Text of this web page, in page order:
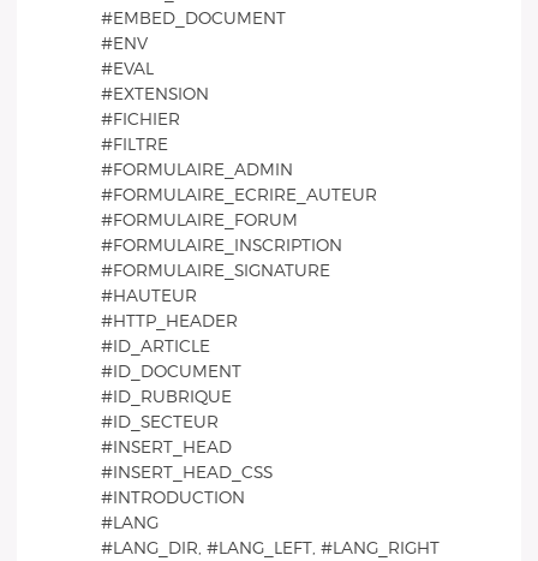
#EMBED_DOCUMENT
#ENV
#EVAL
#EXTENSION
#FICHIER
#FILTRE
#FORMULAIRE_ADMIN
#FORMULAIRE_ECRIRE_AUTEUR
#FORMULAIRE_FORUM
#FORMULAIRE_INSCRIPTION
#FORMULAIRE_SIGNATURE
#HAUTEUR
#HTTP_HEADER
#ID_ARTICLE
#ID_DOCUMENT
#ID_RUBRIQUE
#ID_SECTEUR
#INSERT_HEAD
#INSERT_HEAD_CSS
#INTRODUCTION
#LANG
#LANG_DIR, #LANG_LEFT, #LANG_RIGHT